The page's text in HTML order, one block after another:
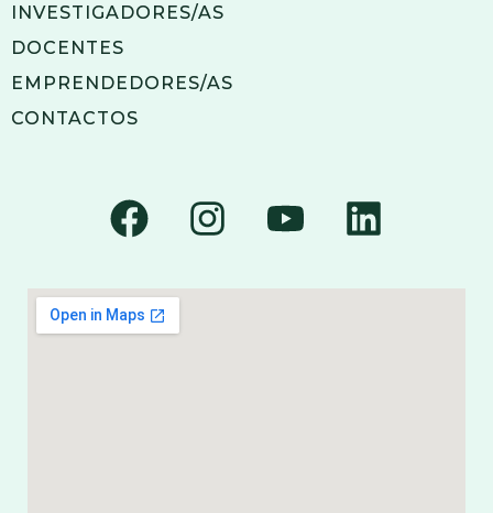
INVESTIGADORES/AS
DOCENTES
EMPRENDEDORES/AS
CONTACTOS